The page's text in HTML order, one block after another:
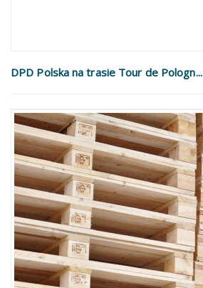
DPD Polska na trasie Tour de Pologn...